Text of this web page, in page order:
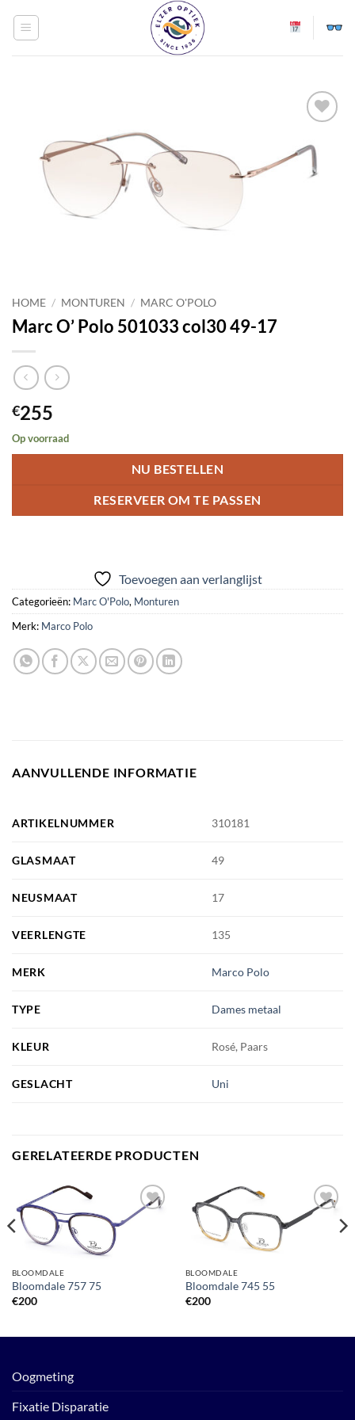
naar
aan
verlanglijst
HOME / MONTUREN / MARC O'POLO
Marc O’ Polo 501033 col30 49-17
€255
Op voorraad
NU BESTELLEN
RESERVEER OM TE PASSEN
Toevoegen aan verlanglijst
Categorieën: Marc O'Polo, Monturen
Merk: Marco Polo
AANVULLENDE INFORMATIE
ARTIKELNUMMER 310181
GLASMAAT 49
NEUSMAAT 17
VEERLENGTE 135
MERK Marco Polo
TYPE Dames metaal
KLEUR Rosé, Paars
GESLACHT Uni
GERELATEERDE PRODUCTEN
Toevoegen
BLOOMDALE
Bloomdale 757 75
€200
Toevoegen
BLOOMDALE
Bloomdale 745 55
€200
Oogmeting
Fixatie Disparatie